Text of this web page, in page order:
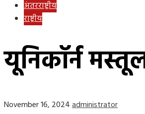
अंतरराष्ट्रीय
राष्ट्रीय
यूनिकॉर्न
November 16, 2024administrator